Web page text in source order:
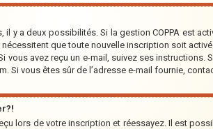
y a deux possibilités. Si la gestion COPPA est
que toute nouvelle inscription soit
avez reçu un e-mail, suivez ses instructions.
Si vous êtes sûr de l’adresse e-mail fournie,
lors de votre inscription et réessayez. Il est